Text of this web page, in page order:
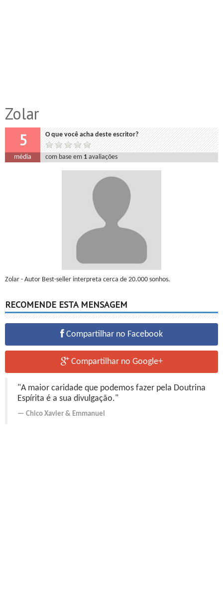
Zolar
5 O que você acha deste escritor?
média com base em 1 avaliações
Zolar - Autor Best-seller interpreta cerca de 20.000 sonhos.
RECOMENDE ESTA MENSAGEM
Compartilhar no Facebook
Compartilhar no Google+
"A maior caridade que podemos fazer pela Doutrina
Espírita é a sua divulgação."
Chico Xavier & Emmanuel